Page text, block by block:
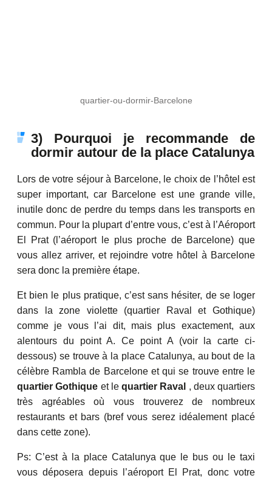
quartier-ou-dormir-Barcelone
3) Pourquoi je recommande de
dormir autour de la place Catalunya
Lors de votre séjour à Barcelone, le choix de l’hôtel est
super important, car Barcelone est une grande ville,
inutile donc de perdre du temps dans les transports en
commun. Pour la plupart d’entre vous, c’est à l’Aéroport
El Prat (l’aéroport le plus proche de Barcelone) que
vous allez arriver, et rejoindre votre hôtel à Barcelone
sera donc la première étape.
Et bien le plus pratique, c’est sans hésiter, de se loger
dans la zone violette (quartier Raval et Gothique)
comme je vous l’ai dit, mais plus exactement, aux
alentours du point A. Ce point A (voir la carte ci-
dessous) se trouve à la place Catalunya, au bout de la
célèbre Rambla de Barcelone et qui se trouve entre le
quartier Gothique et le quartier Raval , deux quartiers
très agréables où vous trouverez de nombreux
restaurants et bars (bref vous serez idéalement placé
dans cette zone).
Ps: C’est à la place Catalunya que le bus ou le taxi
vous déposera depuis l’aéroport El Prat, donc votre